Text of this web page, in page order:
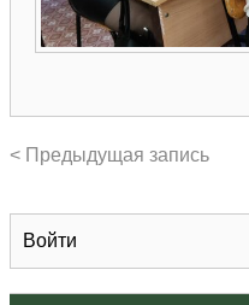
Войти
< Предыдущая запись